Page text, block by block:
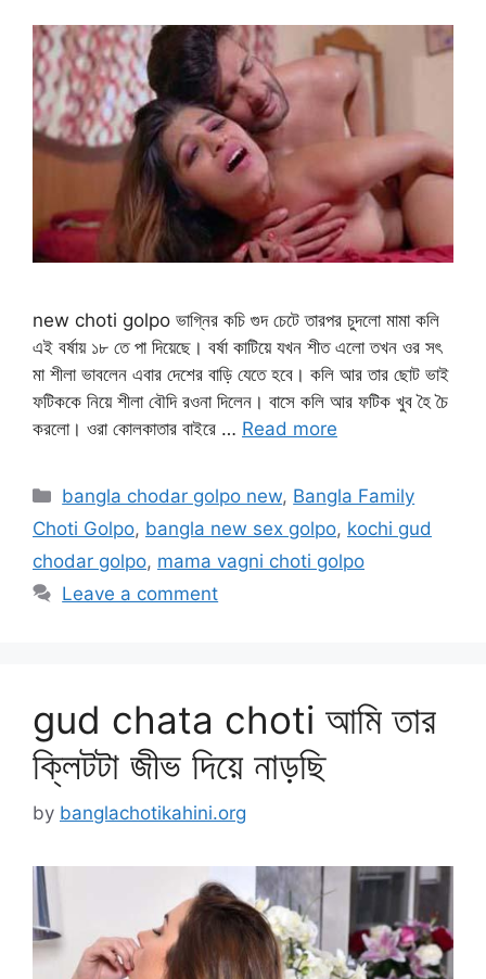
new choti golpo ভাগ্নির কচি গুদ চেটে তারপর চুদলো মামা কলি
এই বর্ষায় ১৮ তে পা দিয়েছে। বর্ষা কাটিয়ে যখন শীত এলো তখন ওর সৎ
মা শীলা ভাবলেন এবার দেশের বাড়ি যেতে হবে। কলি আর তার ছোট ভাই
ফটিককে নিয়ে শীলা বৌদি রওনা দিলেন। বাসে কলি আর ফটিক খুব হৈ চৈ
করলো। ওরা কোলকাতার বাইরে … Read more
Categories
bangla chodar golpo new, Bangla Family
Choti Golpo, bangla new sex golpo, kochi gud
chodar golpo, mama vagni choti golpo
Leave a comment
gud chata choti আমি তার
ক্লিটটা জীভ দিয়ে নাড়ছি
by banglachotikahini.org